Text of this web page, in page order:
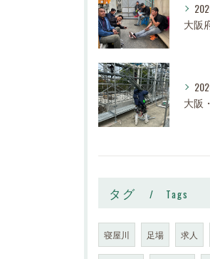
タグ Tags
寝屋川 足場 求人